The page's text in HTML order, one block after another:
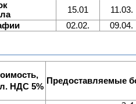
15.01 11.03.
02.02. 09.04.
НДС 5%
Предоставляемые